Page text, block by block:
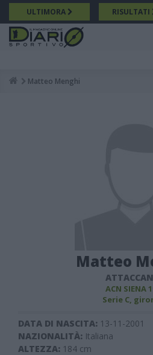
Salta
al
contenuto
principale
ULTIMORA RISULTATI
Breadcrumb
Matteo Menghi
Matteo
ACN SIENA
Serie C,
DATA DI NASCITA: 13-11-2001
NAZIONALITÀ: Italiana
ALTEZZA: 184 cm